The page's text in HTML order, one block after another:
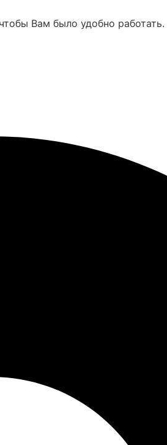
Вам было удобно работать.